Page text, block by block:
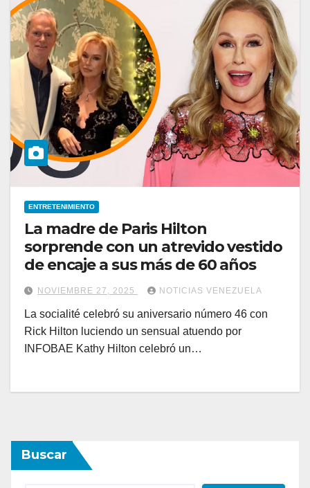
ENTRETENIMIENTO
La madre de Paris Hilton
sorprende con un atrevido vestido
de encaje a sus más de 60 años
NOVIEMBRE 27, 2025 NOTICIAS VENEZUELA
La socialité celebró su aniversario número 46 con
Rick Hilton luciendo un sensual atuendo por
INFOBAE Kathy Hilton celebró un…
Buscar